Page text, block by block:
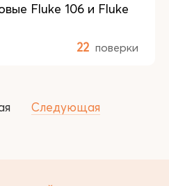
Fluke 106 и Fluke
22 поверки
Следующая